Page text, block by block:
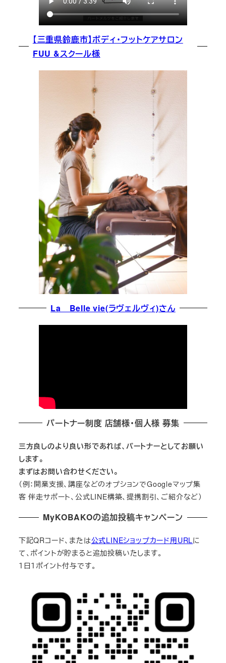
【三重県鈴鹿市】ボディ・フットケアサロン
FUU &スクール様
La Belle vie(ラヴェルヴィ)さん
パートナー制度 店舗様・個人様 募集
三方良しのより良い形であれば、パートナーとしてお願い
します。
まずはお問い合わせください。
（例：開業支援、講座などのオプションでGoogleマップ集
客 伴走サポート、公式LINE構築、提携割引、ご紹介など）
MyKOBAKOの追加投稿キャンペーン
下記QRコード、または公式LINEショップカード用URLに
て、ポイントが貯まると追加投稿いたします。
１日１ポイント付与です。